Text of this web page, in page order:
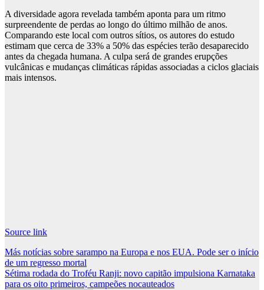
A diversidade agora revelada também aponta para um ritmo
surpreendente de perdas ao longo do último milhão de anos.
Comparando este local com outros sítios, os autores do estudo
estimam que cerca de 33% a 50% das espécies terão desaparecido
antes da chegada humana. A culpa será de grandes erupções
vulcânicas e mudanças climáticas rápidas associadas a ciclos glaciais
mais intensos.
Source link
Post
navigation
Más notícias sobre sarampo na Europa e nos EUA. Pode ser o início
de um regresso mortal
Sétima rodada do Troféu Ranji: novo capitão impulsiona Karnataka
para os oito primeiros, campeões nocauteados